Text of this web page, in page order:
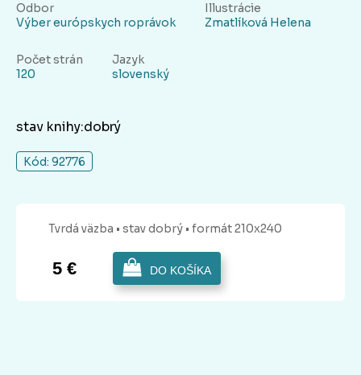
Odbor
Výber európskych roprávok
Illustrácie
Zmatlíková Helena
Počet strán
120
Jazyk
slovenský
stav knihy:dobrý
Kód: 92776
Tvrdá väzba • stav dobrý • formát 210x240
5 € DO KOŠÍKA